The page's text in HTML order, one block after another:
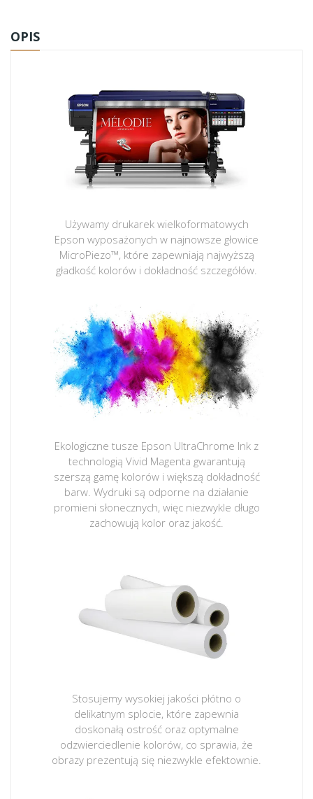
OPIS
Używamy drukarek wielkoformatowych
Epson wyposażonych w najnowsze głowice
MicroPiezo™, które zapewniają najwyższą
gładkość kolorów i dokładność szczegółów.
Ekologiczne tusze Epson UltraChrome Ink z
technologią Vivid Magenta gwarantują
szerszą gamę kolorów i większą dokładność
barw. Wydruki są odporne na działanie
promieni słonecznych, więc niezwykle długo
zachowują kolor oraz jakość.
Stosujemy wysokiej jakości płótno o
delikatnym splocie, które zapewnia
doskonałą ostrość oraz optymalne
odzwierciedlenie kolorów, co sprawia, że
obrazy prezentują się niezwykle efektownie.